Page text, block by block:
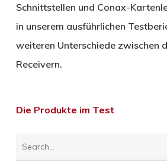
Schnittstellen und Conax-
in unserem ausführlichen
weiteren Unterschiede zwischen
Receivern.
Die Produkte im Test